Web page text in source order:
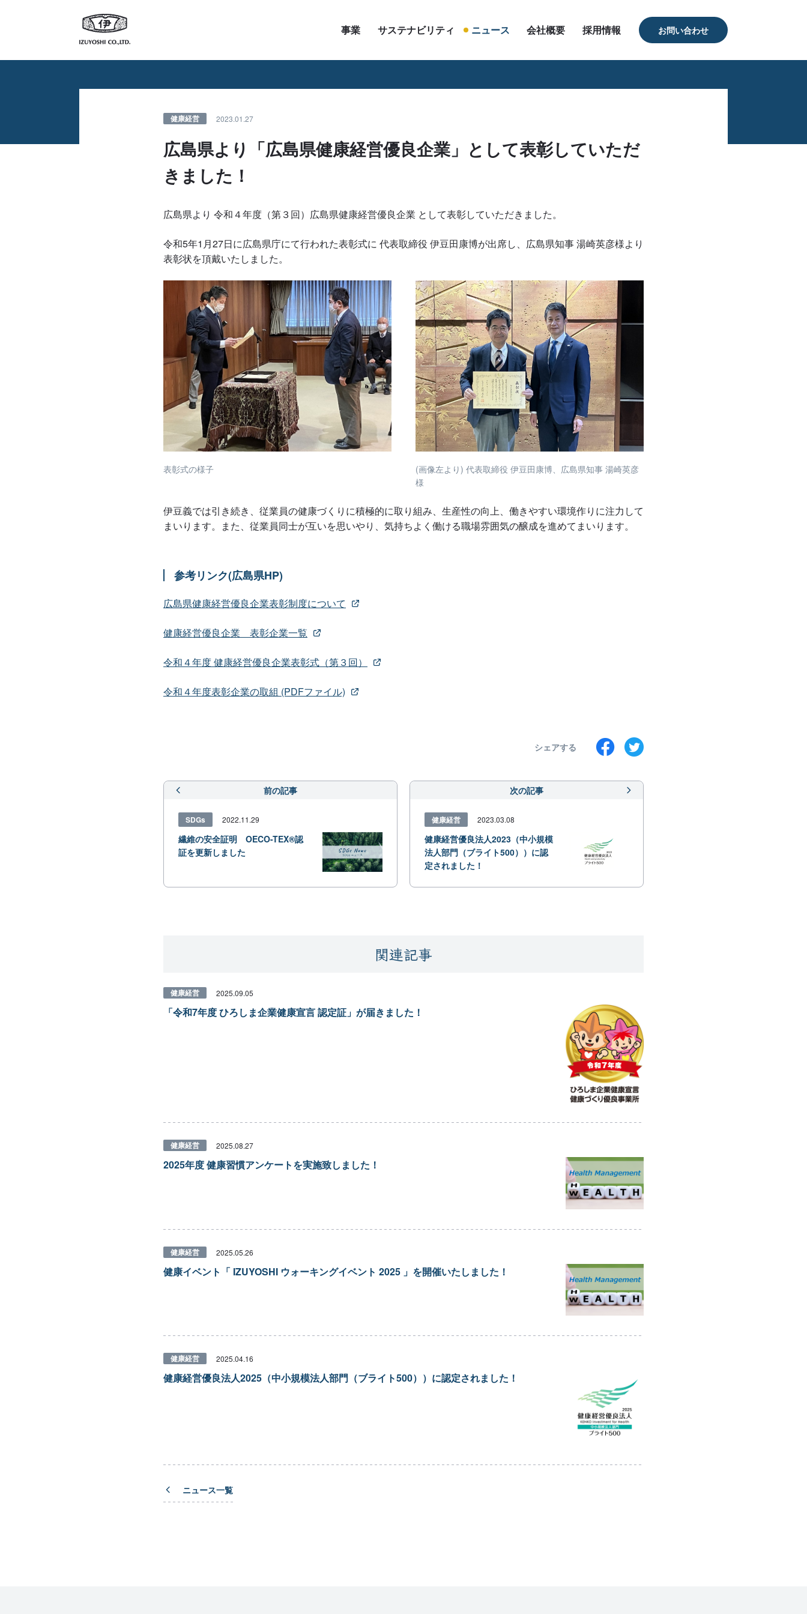
事業
サステナビリティ ニュース 会社概要 採用情報 お問い合わせ
健康経営 2023.01.27
広島県より「広島県健康経営優良企業」として表彰していただ
きました！
広島県より 令和４年度（第３回）広島県健康経営優良企業 として表彰していただきました。
令和5年1月27日に広島県庁にて行われた表彰式に 代表取締役 伊豆田康博が出席し、広島県知事 湯崎英彦様より
表彰状を頂戴いたしました。
表彰式の様子
(画像左より) 代表取締役 伊豆田康博、広島県知事 湯崎英彦
様
伊豆義では引き続き、従業員の健康づくりに積極的に取り組み、生産性の向上、働きやすい環境作りに注力して
まいります。また、従業員同士が互いを思いやり、気持ちよく働ける職場雰囲気の醸成を進めてまいります。
参考リンク(広島県HP)
広島県健康経営優良企業表彰制度について
健康経営優良企業 表彰企業一覧
令和４年度 健康経営優良企業表彰式（第３回）
令和４年度表彰企業の取組 (PDFファイル)
シェアする
前の記事
SDGs 2022.11.29
繊維の安全証明 OECO-TEX®認
証を更新しました
次の記事
健康経営 2023.03.08
健康経営優良法人2023（中小規模
法人部門（ブライト500））に認
定されました！
関連記事
健康経営 2025.09.05
「令和7年度 ひろしま企業健康宣言 認定証」が届きました！
健康経営 2025.08.27
2025年度 健康習慣アンケートを実施致しました！
健康経営 2025.05.26
健康イベント「 IZUYOSHI ウォーキングイベント 2025 」を開催いたしました！
健康経営 2025.04.16
健康経営優良法人2025（中小規模法人部門（ブライト500））に認定されました！
ニュース一覧